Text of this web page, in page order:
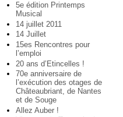
5e édition Printemps
Musical
14 juillet 2011
14 Juillet
15es Rencontres pour
l’emploi
20 ans d’Etincelles !
70e anniversaire de
l’exécution des otages de
Châteaubriant, de Nantes
et de Souge
Allez Auber !